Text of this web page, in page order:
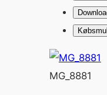
MG_8881